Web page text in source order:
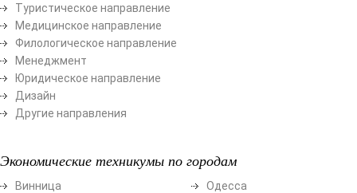
Туристическое направление
Медицинское направление
Филологическое направление
Менеджмент
Юридическое направление
Дизайн
Другие направления
Экономические техникумы по городам
Винница
Одесса